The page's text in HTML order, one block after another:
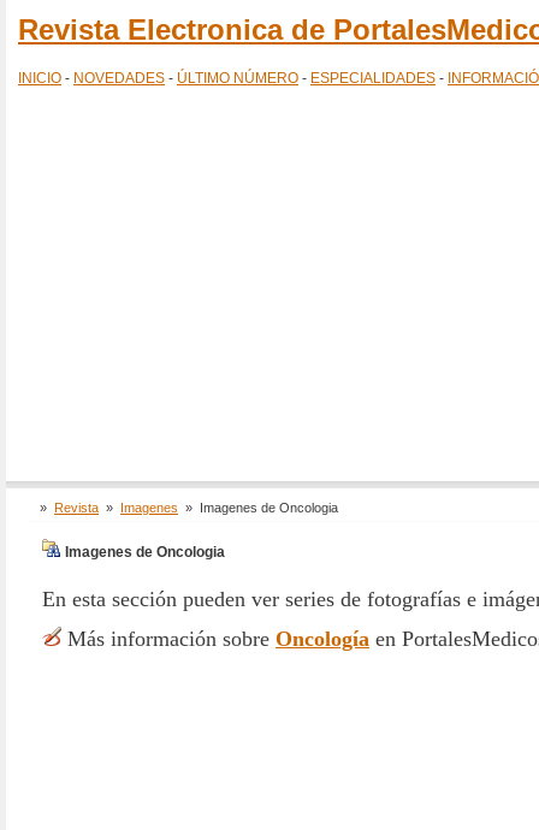
Revista Electronica de
INICIO - NOVEDADES - ÚLTIMO NÚMERO - ESPECIALIDADES -
» Revista » Imagenes » Imagenes de Oncologia
Imagenes de Oncologia
En esta sección pueden ver series de fotografías e
Más información sobre Oncología en